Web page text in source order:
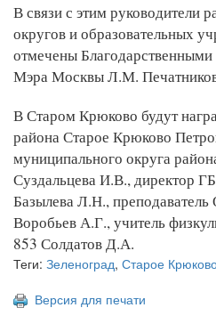
В связи с этим руководители
округов и образовательных
отмечены
Мэра Москвы Л.М.
В Старом Крюково будут
района Старое Крюково
муниципального округа
Суздальцева И.В., директор
Базылева Л.Н.,
Воробьев А.Г., учитель
853 Солдатов Д.А.
Теги: Зеленоград, Старое
Версия для печати